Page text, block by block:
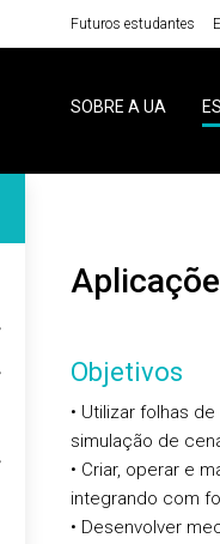
Futuros estudantes
SOBRE A UA
Objetivos
• Utilizar folhas
simulação de
• Criar, operar e
integrando com
• Desenvolver